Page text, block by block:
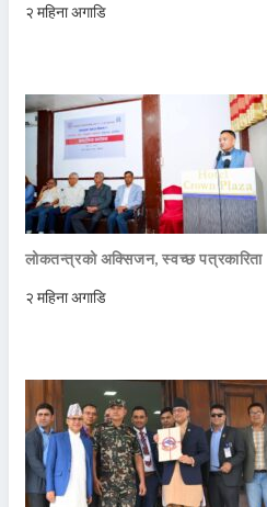
२ महिना अगाडि
लोकतन्त्रको अक्सिजन, स्वच्छ पत्रकारिता
२ महिना अगाडि